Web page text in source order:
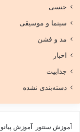
جنسی
سینما و موسیقی
مد و فشن
اخبار
جذابیت
دسته‌بندی نشده
آموزش سنتور آموزش پیانو